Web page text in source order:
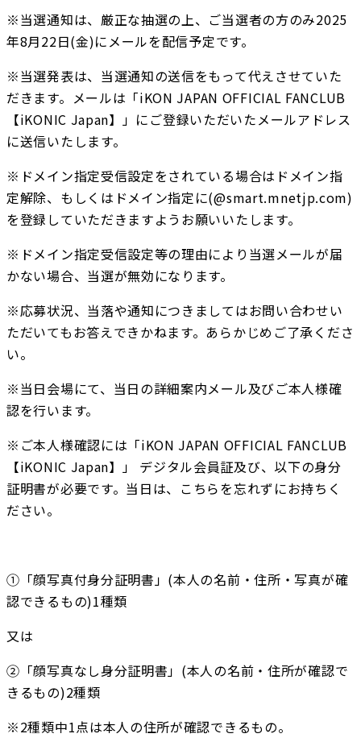
※当選通知は、厳正な抽選の上、ご当選者の方のみ2025
年8月22日(金)にメールを配信予定です。
※当選発表は、当選通知の送信をもって代えさせていた
だきます。メールは「iKON JAPAN OFFICIAL FANCLUB
【iKONIC Japan】」にご登録いただいたメールアドレス
に送信いたします。
※ドメイン指定受信設定をされている場合はドメイン指
定解除、もしくはドメイン指定に(@smart.mnetjp.com)
を登録していただきますようお願いいたします。
※ドメイン指定受信設定等の理由により当選メールが届
かない場合、当選が無効になります。
※応募状況、当落や通知につきましてはお問い合わせい
ただいてもお答えできかねます。あらかじめご了承くださ
い。
※当日会場にて、当日の詳細案内メール及びご本人様確
認を行います。
※ご本人様確認には「iKON JAPAN OFFICIAL FANCLUB
【iKONIC Japan】」 デジタル会員証及び、以下の身分
証明書が必要です。当日は、こちらを忘れずにお持ちく
ださい。
①「顔写真付身分証明書」(本人の名前・住所・写真が確
認できるもの)1種類
又は
②「顔写真なし身分証明書」(本人の名前・住所が確認で
きるもの)2種類
※2種類中1点は本人の住所が確認できるもの。